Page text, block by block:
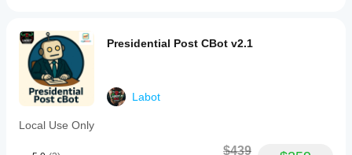
Presidential Post CBot v2.1
Labot
Local Use Only
$439